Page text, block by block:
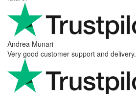
Andrea Munari
Very good customer support and delivery.